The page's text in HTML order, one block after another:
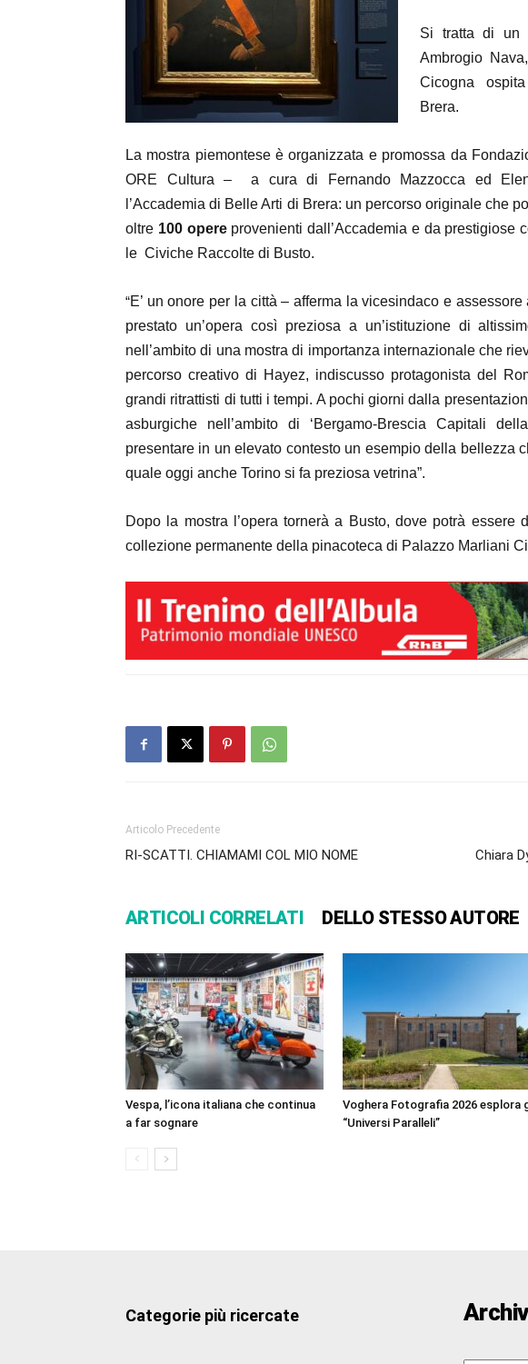
Si tratta di un
Ambrogio
Cicogna
Brera.
La mostra piemontese è organizzata e promossa da
ORE Cultura – a cura di Fernando Mazzocca ed
’Accademia di Belle Arti di Brera: un percorso originale che
oltre 100 opere provenienti dall’Accademia e da prestigiose
le Civiche Raccolte di Busto.
“E’ un onore per la città – afferma la vicesindaco e
prestato un’opera così preziosa a un’istituzione di
nell’ambito di una mostra di importanza internazionale che
percorso creativo di Hayez, indiscusso protagonista del
grandi ritrattisti di tutti i tempi. A pochi giorni dalla
asburgiche nell’ambito di ‘Bergamo-Brescia Capitali
presentare in un elevato contesto un esempio della bellezza
quale oggi anche Torino si fa preziosa vetrina”.
Dopo la mostra l’opera tornerà a Busto, dove potrà essere
collezione permanente della pinacoteca di Palazzo Marliani
Articolo Precedente
RI-SCATTI. CHIAMAMI COL MIO NOME Chiara
ARTICOLI CORRELATI DELLO STESSO AUTORE
Vespa, l’icona italiana che continua
a far sognare
Voghera Fotografia 2026 esplora
“Universi Paralleli”
Categorie più ricercate
Archivi